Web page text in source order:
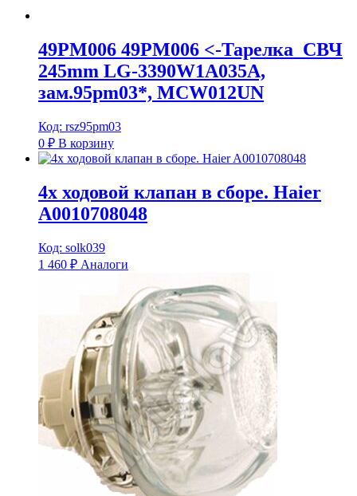
49PM006 49PM006 <-Тарелка_СВЧ
245mm LG-3390W1A035A,
зам.95pm03*, MCW012UN
Код: rsz95pm03
0 ₽ В корзину
4х ходовой клапан в сборе. Haier
A0010708048
Код: solk039
1 460 ₽ Аналоги